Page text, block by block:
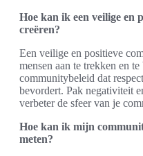
Hoe kan ik een veilige en
creëren?
Een veilige en positieve
mensen aan te trekken en
communitybeleid dat
bevordert. Pak negativiteit
verbeter de sfeer van je
Hoe kan ik mijn
meten?